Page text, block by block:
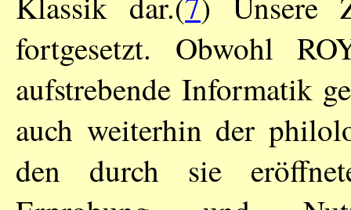
fortgesetzt. Obwohl
aufstrebende Informatik
auch weiterhin der
den durch sie